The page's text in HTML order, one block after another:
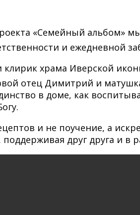
«Семейный альбом»
и ежедневной
храма Иверской
отец Димитрий и
в доме, как
и не поучение, а
друг друга и в